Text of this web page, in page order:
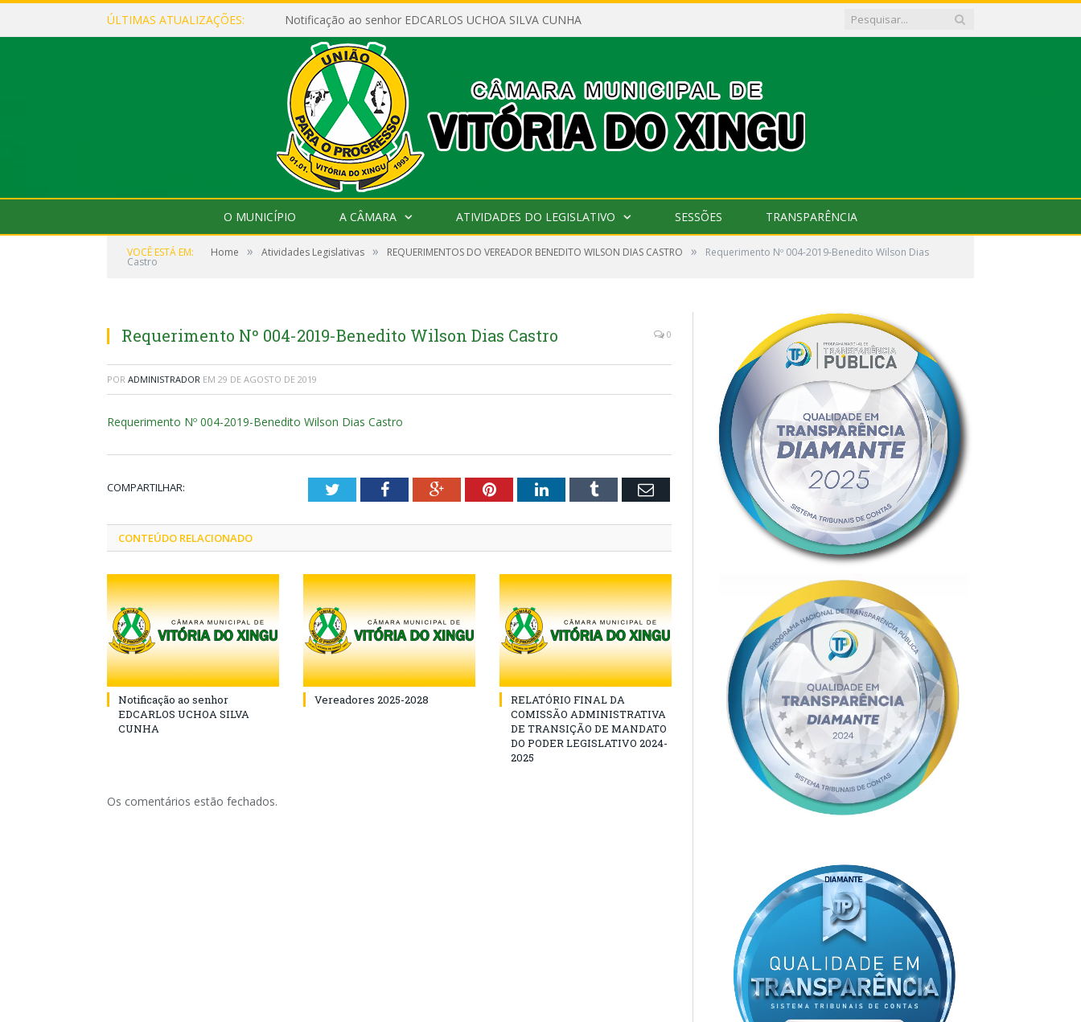
ÚLTIMAS ATUALIZAÇÕES: Notificação ao senhor EDCARLOS UCHOA SILVA CUNHA
O MUNICÍPIO A CÂMARA ATIVIDADES DO LEGISLATIVO SESSÕES TRANSPARÊNCIA
VOCÊ ESTÁ EM: Home » Atividades Legislativas » REQUERIMENTOS DO VEREADOR BENEDITO WILSON DIAS CASTRO » Requerimento Nº 004-2019-Benedito Wilson Dias
Castro
Requerimento Nº 004-2019-Benedito Wilson Dias Castro 0
POR ADMINISTRADOR EM 29 DE AGOSTO DE 2019
Requerimento Nº 004-2019-Benedito Wilson Dias Castro
COMPARTILHAR: TwitterFacebookGoogle+PinterestLinkedInTumblr Email
CONTEÚDO RELACIONADO
Notificação ao senhor
EDCARLOS UCHOA SILVA
CUNHA
Vereadores 2025-2028
RELATÓRIO FINAL DA
COMISSÃO ADMINISTRATIVA
DE TRANSIÇÃO DE MANDATO
DO PODER LEGISLATIVO 2024-
2025
Os comentários estão fechados.